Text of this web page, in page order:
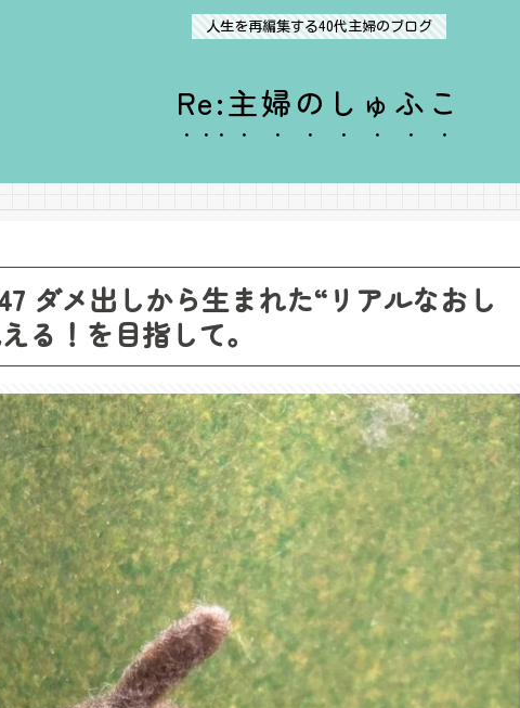
人生を再編集する40代主婦のブログ
Re:主婦のしゅふこ
ダメ出しから生まれた“リアルなおし
る！を目指して。